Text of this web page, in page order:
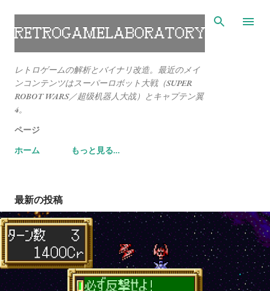
スキップしてメイン コンテンツに移動
レトロゲームの解析とバイナリ改造。最近のメイ
ンコンテンツはスーパーロボット大戦（SUPER
ROBOT WARS／超级机器人大战）とキャプテン翼
4。
ページ
ホーム
もっと見る…
最新の投稿